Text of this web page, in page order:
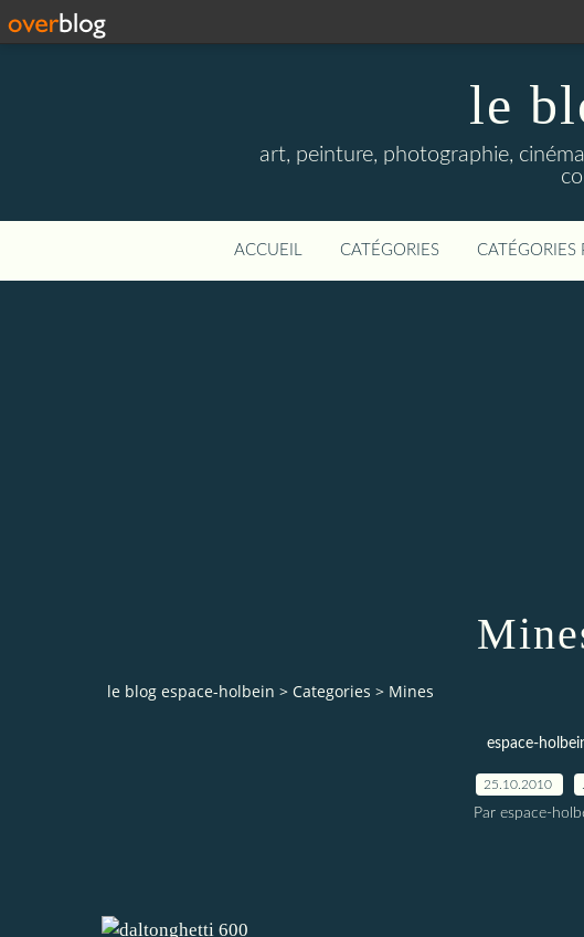
le
art, peinture, photographie,
ACCUEIL CATÉGORIES CATÉGORIES
le blog espace-holbein > Categories > Mines
espace-
25.10.2010
Par espace-